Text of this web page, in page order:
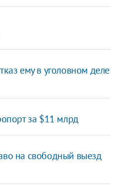
ему в уголовном деле
за $11 млрд
на свободный выезд